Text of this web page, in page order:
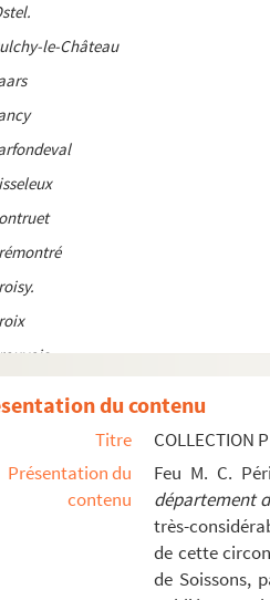
le-Château
du contenu
Titre
COLLECTION
Présentation du
contenu
Feu M. C.
département
très-
de cette
de Soissons,